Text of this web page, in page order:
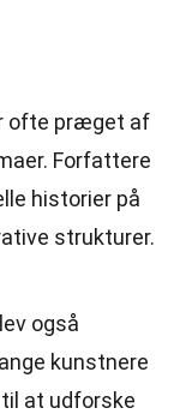
ofte præget af
Forfattere
historier på
strukturer.
også
kunstnere
at udforske